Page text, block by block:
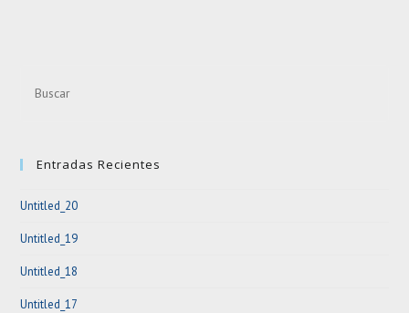
Entradas Recientes
Untitled_20
Untitled_19
Untitled_18
Untitled_17